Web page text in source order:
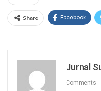
Share Facebook
Jurnal
Comments